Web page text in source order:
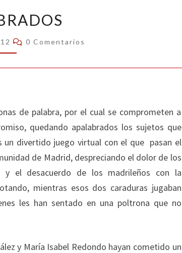
Comentarios
0 Comentarios
de palabra, por el cual se comprometen a
quedando apalabrados los sujetos que
un divertido juego virtual con el que pasan el
de Madrid, despreciando el dolor de los
y el desacuerdo de los madrileños con la
mientras esos dos caraduras jugaban
les han sentado en una poltrona que no
y María Isabel Redondo hayan cometido un